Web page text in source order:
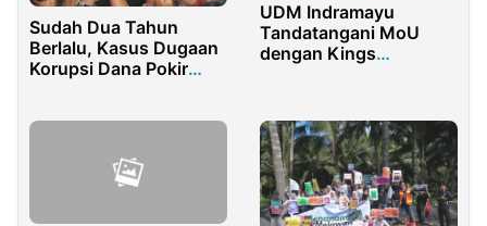
Sudah Dua Tahun
Berlalu, Kasus Dugaan
Korupsi Dana Pokir
UDM Indramayu
Tandatangani MoU
dengan Kings
Kerjasama Pertukaran
Mahasiswa dan Dosen